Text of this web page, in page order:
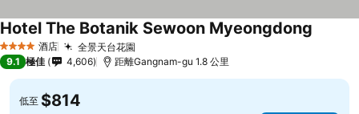
4 星級 酒店 全景天台花園
Hotel The Botanik Sewoon Myeongdong
9.1 極佳 4,606 距離Gangnam-gu 1.8 公里
低至 $814